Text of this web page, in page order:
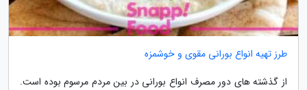
طرز تهیه انواع بورانی مقوی و خوشمزه
از گذشته های دور مصرف انواع بورانی در بین مردم مرسوم بوده است.